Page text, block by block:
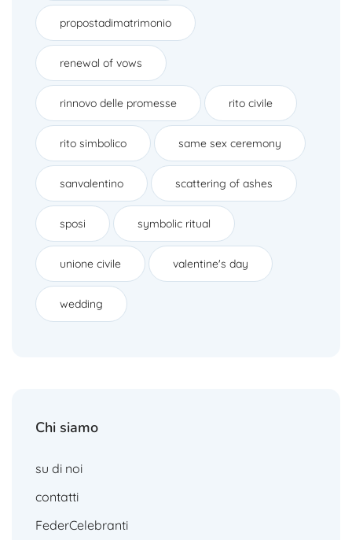
propostadimatrimonio
renewal of vows
rinnovo delle promesse rito civile
rito simbolico same sex ceremony
sanvalentino scattering of ashes
sposi symbolic ritual
unione civile valentine's day
wedding
Chi siamo
su di noi
contatti
FederCelebranti